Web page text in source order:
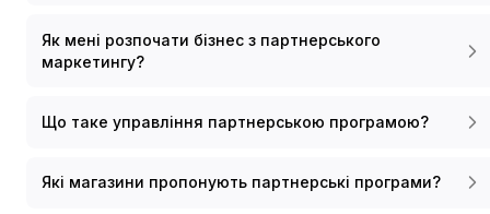
Як мені розпочати бізнес з партнерського
маркетингу?
Що таке управління партнерською програмою?
Які магазини пропонують партнерські програми?